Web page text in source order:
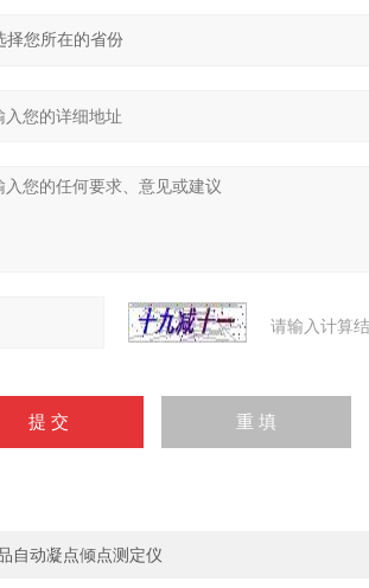
请输入计算
自动凝点倾点测定仪